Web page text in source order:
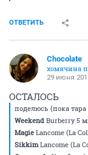
ОТВЕТИТЬ
Chocolate
хомячина
29 июня
ОСТАЛОСЬ
поделюсь (пока тара
Weekend Burberry 5
Magie Lancome (La
Sikkim Lancome (La